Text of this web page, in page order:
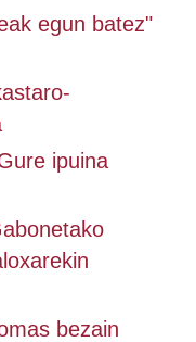
egun batez"
ipuina
bezain